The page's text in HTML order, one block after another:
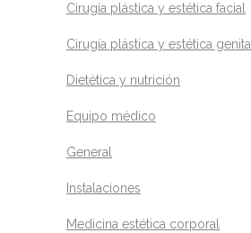
Cirugía plástica y estética facial
Cirugía plástica y estética genital
Dietética y nutrición
Equipo médico
General
Instalaciones
Medicina estética corporal